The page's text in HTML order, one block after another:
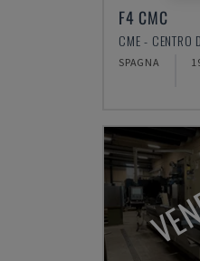
F4 CMC
SPAGNA